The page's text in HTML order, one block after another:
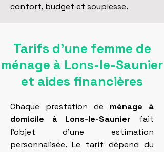
confort, budget et souplesse.
Tarifs d'une femme de
ménage à Lons-le-Saunier
et aides financières
Chaque prestation de ménage à
domicile à Lons-le-Saunier fait
l’objet d’une estimation
personnalisée. Le tarif dépend du